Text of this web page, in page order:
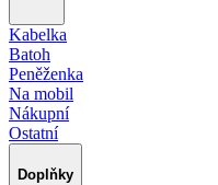
Kabelka
Batoh
Peněženka
Na mobil
Nákupní
Ostatní
Doplňky